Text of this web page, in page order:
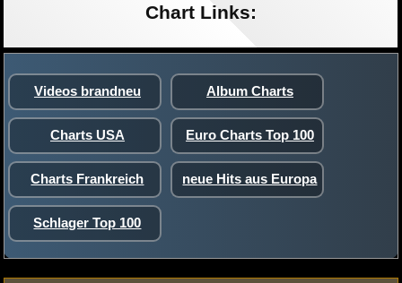
Chart Links:
Videos brandneu Album Charts
Charts USA Euro Charts Top 100
Charts Frankreich neue Hits aus Europa
Schlager Top 100